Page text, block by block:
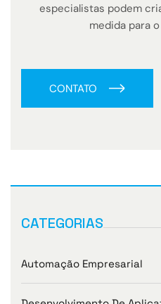
especialistas podem
medida para
CONTATO
CATEGORIAS
Automação Empresarial